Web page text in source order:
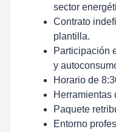
sector
Contrato
plantilla.
Participación
y
Horario de
Herramientas
Paquete
Entorno